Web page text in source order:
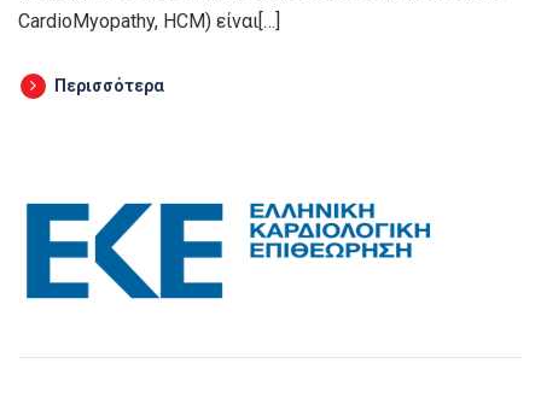
CardioMyopathy, HCM) είναι[…]
Περισσότερα